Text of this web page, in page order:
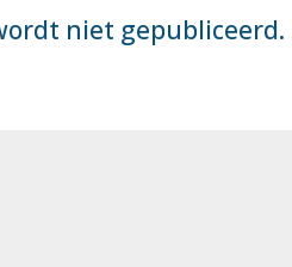
niet gepubliceerd.